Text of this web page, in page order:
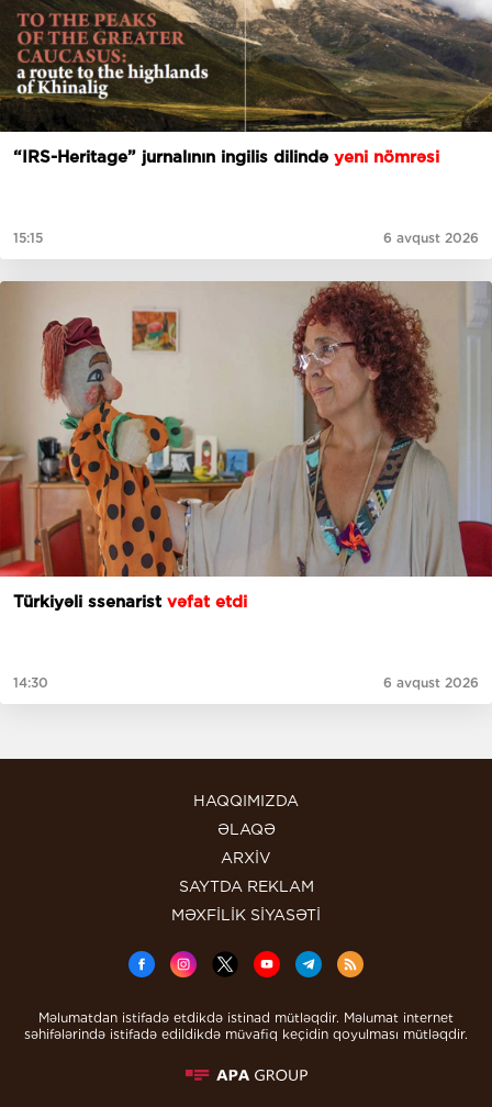
“IRS-Heritage” jurnalının ingilis dilində yeni nömrəsi
15:15 6 avqust 2026
Türkiyəli ssenarist vəfat etdi
14:30 6 avqust 2026
HAQQIMIZDA
ƏLAQƏ
ARXİV
SAYTDA REKLAM
MƏXFİLİK SİYASƏTİ
Məlumatdan istifadə etdikdə istinad mütləqdir. Məlumat internet
səhifələrində istifadə edildikdə müvafiq keçidin qoyulması mütləqdir.